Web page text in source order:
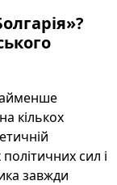
кількох
сил і
завжди